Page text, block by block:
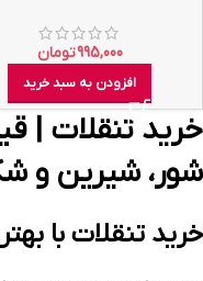
995,000تومان
افزودن به سبد خرید
خرید تنقلات |
شور، شیرین و
خرید تنقلات با